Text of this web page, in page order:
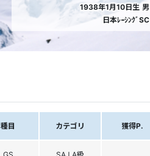
1938年1月10日生 男
日本ﾚｰｼﾝｸﾞSC
種目 カテゴリ 獲得P.